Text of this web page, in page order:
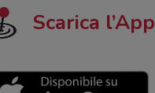
Scarica l’App